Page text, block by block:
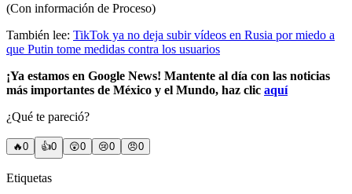
(Con información de Proceso)
También lee: TikTok ya no deja subir vídeos en Rusia por miedo a
que Putin tome medidas contra los usuarios
¡Ya estamos en Google News! Mantente al día con las noticias
más importantes de México y el Mundo, haz clic aquí
¿Qué te pareció?
🔥0 👍0 😲0 😢0 😠0
Etiquetas